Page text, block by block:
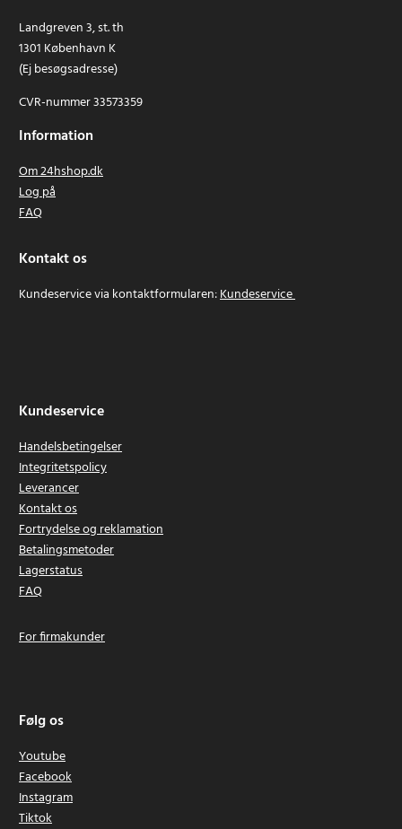
Landgreven 3, st. th
1301 København K
(Ej besøgsadresse)
CVR-nummer 33573359
Information
Om 24hshop.dk
Log på
FAQ
Kontakt os
Kundeservice via kontaktformularen:Kundeservice
Kundeservice
Handelsbetingelser
Integritetspolicy
Leverancer
Kontakt os
Fortrydelse og reklamation
Betalingsmetoder
Lagerstatus
FAQ
For firmakunder
Følg os
Youtube
Facebook
Instagram
Tiktok